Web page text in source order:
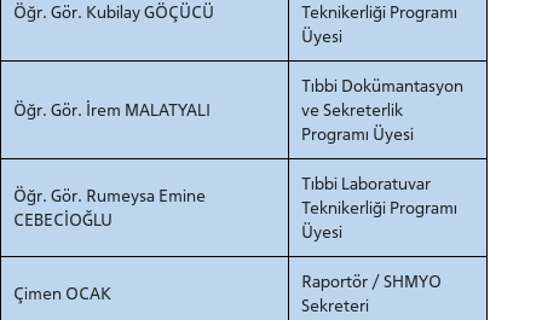
Öğr. Gör. Kubilay GÖÇÜCÜ
Teknikerliği Programı
Üyesi
Öğr. Gör. İrem MALATYALI
Tıbbi Dokümantasyon
ve Sekreterlik
Programı Üyesi
Öğr. Gör. Rumeysa Emine
CEBECİOĞLU
Tıbbi Laboratuvar
Teknikerliği Programı
Üyesi
Çimen OCAK
Raportör / SHMYO
Sekreteri